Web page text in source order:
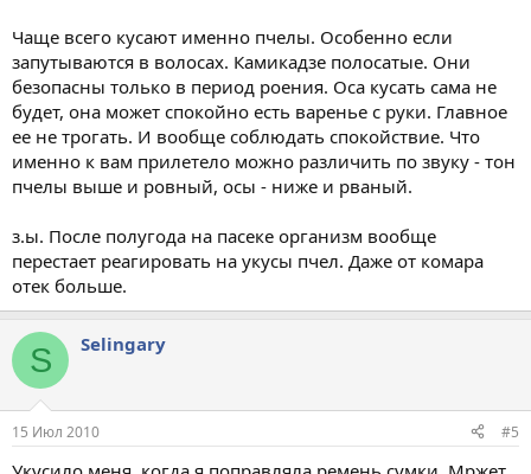
Чаще всего кусают именно пчелы. Особенно если
запутываются в волосах. Камикадзе полосатые. Они
безопасны только в период роения. Оса кусать сама не
будет, она может спокойно есть варенье с руки. Главное
ее не трогать. И вообще соблюдать спокойствие. Что
именно к вам прилетело можно различить по звуку - тон
пчелы выше и ровный, осы - ниже и рваный.
з.ы. После полугода на пасеке организм вообще
перестает реагировать на укусы пчел. Даже от комара
отек больше.
S Selingary
15 Июл 2010 #5